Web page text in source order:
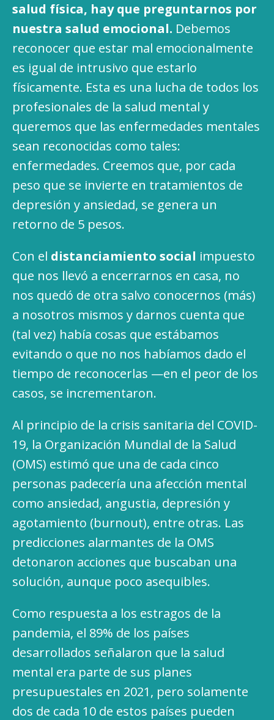
salud física, hay que preguntarnos por
nuestra salud emocional. Debemos
reconocer que estar mal emocionalmente
es igual de intrusivo que estarlo
físicamente. Esta es una lucha de todos los
profesionales de la salud mental y
queremos que las enfermedades mentales
sean reconocidas como tales:
enfermedades. Creemos que, por cada
peso que se invierte en tratamientos de
depresión y ansiedad, se genera un
retorno de 5 pesos.
Con el distanciamiento social impuesto
que nos llevó a encerrarnos en casa, no
nos quedó de otra salvo conocernos (más)
a nosotros mismos y darnos cuenta que
(tal vez) había cosas que estábamos
evitando o que no nos habíamos dado el
tiempo de reconocerlas —en el peor de los
casos, se incrementaron.
Al principio de la crisis sanitaria del COVID-
19, la Organización Mundial de la Salud
(OMS) estimó que una de cada cinco
personas padecería una afección mental
como ansiedad, angustia, depresión y
agotamiento (burnout), entre otras. Las
predicciones alarmantes de la OMS
detonaron acciones que buscaban una
solución, aunque poco asequibles.
Como respuesta a los estragos de la
pandemia, el 89% de los países
desarrollados señalaron que la salud
mental era parte de sus planes
presupuestales en 2021, pero solamente
dos de cada 10 de estos países pueden